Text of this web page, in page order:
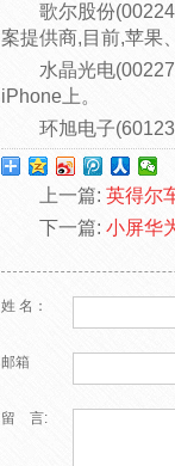
歌尔股份
案提供商,目前,苹果
水晶光电
iPhone上。
环旭电子
上一篇: 英得尔
下一篇: 小屏华
姓 名：
邮箱
留 言: